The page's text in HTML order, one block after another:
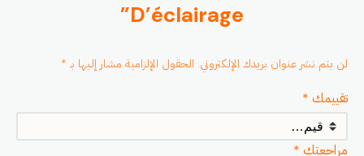
D’éclairage”
لن يتم نشر عنوان بريدك الإلكتروني. الحقول الإلزامية مشار إليها بـ *
تقييمك *
مراجعتك *